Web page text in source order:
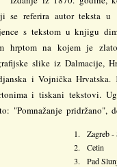
se referira autor teksta u
s tekstom u knjigu
hrptom na kojem je
slike iz Dalmacije,
i Vojnička Hrvatska.
i tiskani tekstovi.
"Pomnažanje pridržano",
1.
Zagreb -
2.
Cetin
3.
Pad